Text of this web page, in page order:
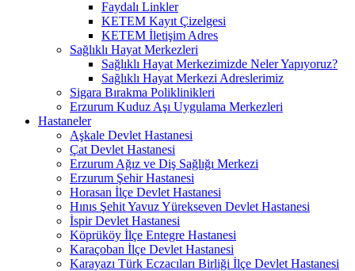
Faydalı Linkler
KETEM Kayıt Çizelgesi
KETEM İletişim Adres
Sağlıklı Hayat Merkezleri
Sağlıklı Hayat Merkezimizde Neler Yapıyoruz?
Sağlıklı Hayat Merkezi Adreslerimiz
Sigara Bırakma Poliklinikleri
Erzurum Kuduz Aşı Uygulama Merkezleri
Hastaneler
Aşkale Devlet Hastanesi
Çat Devlet Hastanesi
Erzurum Ağız ve Diş Sağlığı Merkezi
Erzurum Şehir Hastanesi
Horasan İlçe Devlet Hastanesi
Hınıs Şehit Yavuz Yürekseven Devlet Hastanesi
İspir Devlet Hastanesi
Köprüköy İlçe Entegre Hastanesi
Karaçoban İlçe Devlet Hastanesi
Karayazı Türk Eczacıları Birliği İlçe Devlet Hastanesi